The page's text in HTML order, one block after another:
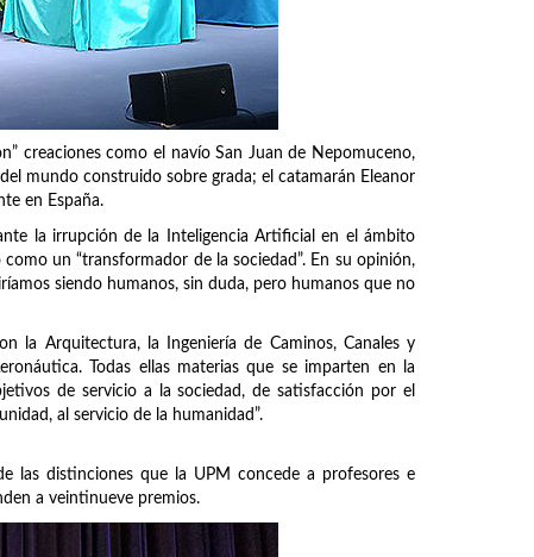
creaciones como el navío San Juan de Nepomuceno,
mundo construido sobre grada; el catamarán Eleanor
en España.
la irrupción de la Inteligencia Artificial en el ámbito
un “transformador de la sociedad”. En su opinión,
siendo humanos, sin duda, pero humanos que no
la Arquitectura, la Ingeniería de Caminos, Canales y
Todas ellas materias que se imparten en la
de servicio a la sociedad, de satisfacción por el
al servicio de la humanidad”.
las distinciones que la UPM concede a profesores e
a veintinueve premios.